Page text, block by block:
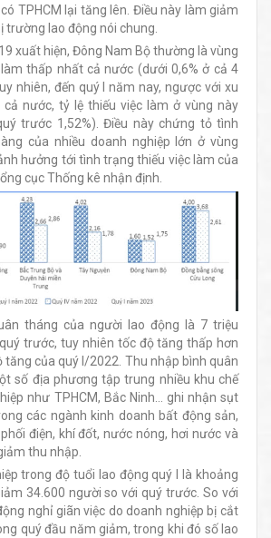
TPHCM lại tăng lên. Điều này làm giảm
trường lao động nói chung.
xuất hiện, Đông Nam Bộ thường là vùng
thấp nhất cả nước (dưới 0,6% ở cả 4
nhiên, đến quý I năm nay, ngược với xu
cả nước, tỷ lệ thiếu việc làm ở vùng này
trước 1,52%). Điều này chứng tỏ tình
của nhiều doanh nghiệp lớn ở vùng
hưởng tới tình trạng thiếu việc làm của
cục Thống kê nhận định.
tháng của người lao động là 7 triệu
trước, tuy nhiên tốc độ tăng thấp hơn
tăng của quý I/2022. Thu nhập bình quân
số địa phương tập trung nhiều khu chế
như TPHCM, Bắc Ninh... ghi nhận sụt
các ngành kinh doanh bất động sản,
điện, khí đốt, nước nóng, hơi nước và
thu nhập.
trong độ tuổi lao động quý I là khoảng
34.600 người so với quý trước. So với
nghỉ giãn việc do doanh nghiệp bị cắt
quý đầu năm giảm, trong khi đó số lao